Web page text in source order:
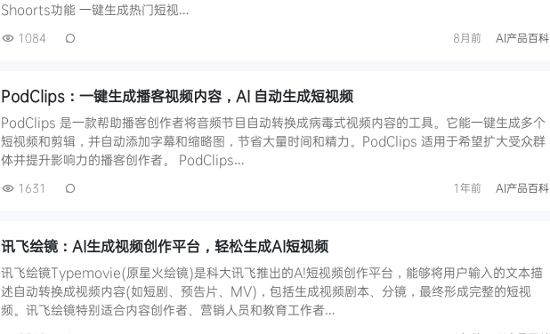
Shoorts功能 一键生成热门短视…
1084 8月前 AI产品百科
PodClips：一键生成播客视频内容，AI 自动生成短视频
PodClips 是一款帮助播客创作者将音频节目自动转换成病毒式视频内容的工具。它能一键生成多个
短视频和剪辑，并自动添加字幕和缩略图，节省大量时间和精力。PodClips 适用于希望扩大受众群
体并提升影响力的播客创作者。 PodClips…
1631 1年前 AI产品百科
讯飞绘镜：AI生成视频创作平台，轻松生成AI短视频
讯飞绘镜Typemovie(原星火绘镜)是科大讯飞推出的A!短视频创作平台，能够将用户输入的文本描
述自动转换成视频内容(如短剧、预告片、MV)，包括生成视频剧本、分镜，最终形成完整的短视
频。讯飞绘镜特别适合内容创作者、营销人员和教育工作者…